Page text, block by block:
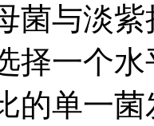
菌与淡
择一个
的单一